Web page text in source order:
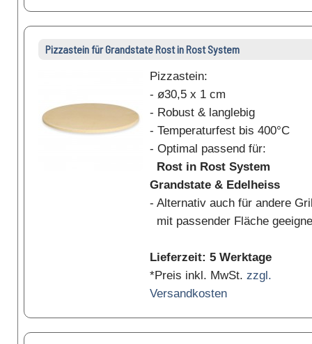
Pizzastein für Grandstate Rost in Rost System
Pizzastein:
- ø30,5 x 1 cm
- Robust & langlebig
- Temperaturfest bis 400°C
- Optimal passend für:
Rost in Rost System
Grandstate & Edelheiss
- Alternativ auch für andere
mit passender Fläche
Lieferzeit: 5 Werktage
*Preis inkl. MwSt. zzgl.
Versandkosten